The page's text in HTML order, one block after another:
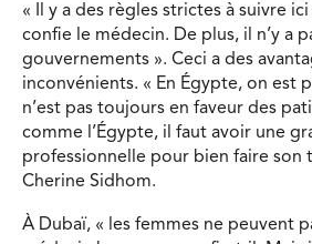
« Il y a des règles strictes à suivre
confie le médecin. De plus, il n’y a
gouvernements ». Ceci a des
inconvénients. « En Égypte, on est
n’est pas toujours en faveur des
comme l’Égypte, il faut avoir une
profes­sionnelle pour bien faire son
Cherine Sidhom.
À Dubaï, « les femmes ne peuvent